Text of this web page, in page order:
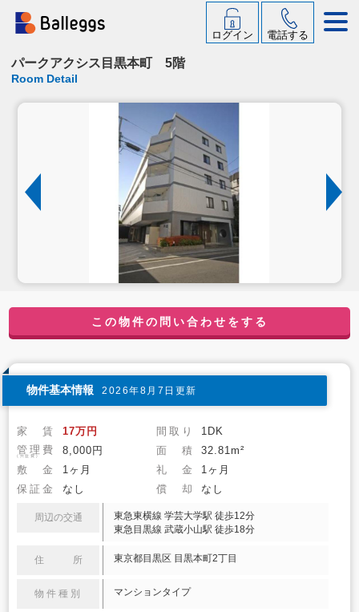
ログイン 電話する
パークアクシス目黒本町 5階
Room Detail
この物件の問い合わせをする
物件基本情報 2026年8月7日更新
家 賃 17万円 間取り
1DK
管理費
(共益費) 8,000円 面 積
32.81m²
敷 金
1ヶ月 礼 金
1ヶ月
保証金
なし 償 却 なし
周辺の交通
東急東横線 学芸大学駅 徒歩12分
東急目黒線 武蔵小山駅 徒歩18分
住 所 東京都目黒区 目黒本町2丁目
物件種別 マンションタイプ